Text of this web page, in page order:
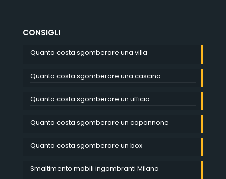
CONSIGLI
Quanto costa sgomberare una villa
Quanto costa sgomberare una cascina
Quanto costa sgomberare un ufficio
Quanto costa sgomberare un capannone
Quanto costa sgomberare un box
Smaltimento mobili ingombranti Milano